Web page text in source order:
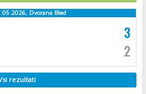
Dvorana Bled
3
2
rezultati